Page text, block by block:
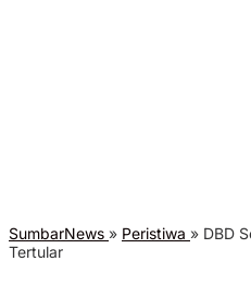
SumbarNews » Peristiwa » DBD
Tertular